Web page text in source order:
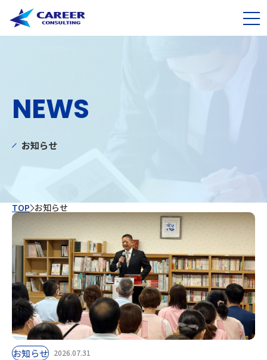
NEWS
お知らせ
TOP お知らせ
お知らせ 2026.07.31